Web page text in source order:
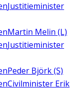
Justitieminister
Martin Melin (L)
Justitieminister
Peder Björk (S)
Civilminister Erik